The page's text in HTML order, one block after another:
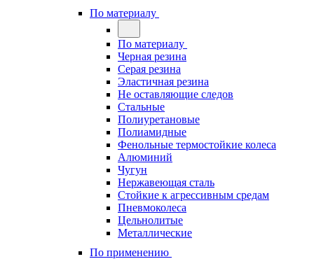
По материалу
По материалу
Черная резина
Серая резина
Эластичная резина
Не оставляющие следов
Стальные
Полиуретановые
Полиамидные
Фенольные термостойкие колеса
Алюминий
Чугун
Нержавеющая сталь
Стойкие к агрессивным средам
Пневмоколеса
Цельнолитые
Металлические
По применению